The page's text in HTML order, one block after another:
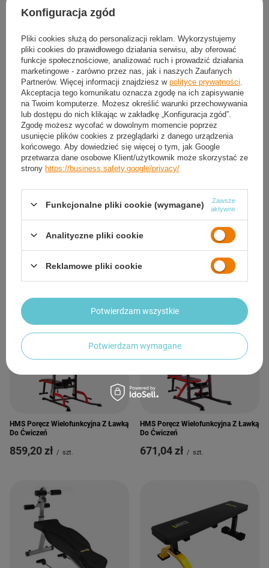
HMS Ławka Wielofunkcyjna
Regulowana Z Modlitewnikiem
287,04 zł szt.
HMS Ławka Treningowa
Wielofunkcyjna Pod Sztangę
Składana Regulowana
315,84 zł / szt.
Ćwiczeń Siłowych Pod Sztangę Do
229,44 zł / szt.
Ławka Skośna Treningowa
Wielofunkcyjna Do Ćwiczeń
Brzuszków + Ekspandery
HMS Poręcz Wielofunkcyjna Z Ławką
Do Ćwiczeń
859,20 zł / szt.
HMS Poręcz Wielofunkcyjna Z Ławką
Do Ćwiczeń
671,04 zł / szt.
Konfiguracja zgód
Pliki cookies służą do personalizacji reklam. Wykorzystujemy
pliki cookies do prawidłowego działania serwisu, aby oferować
funkcje społecznościowe, analizować ruch i prowadzić działania
marketingowe - zarówno przez nas, jak i naszych Zaufanych
Partnerów. Więcej informacji znajdziesz w polityce prywatności
Akceptacja tego komunikatu oznacza zgodę na ich zapisywanie
na Twoim komputerze. Możesz określić warunki przechowywania
lub dostępu do nich klikając w zakładkę „Konfiguracja zgód”.
Zgodę możesz wycofać w dowolnym momencie poprzez
usunięcie plików cookies z przeglądarki z danego urządzenia
końcowego. Aby dowiedzieć się więcej o tym, jak Google
przetwarza dane osobowe Klient/użytkownik może skorzystać ze
strony https://business.safety.google/privacy/
Funkcjonalne pliki cookie (wymagane)
Zawsze
aktywne
Analityczne pliki cookie
Reklamowe pliki cookie
Potwierdzam wymagane
Potwierdzam wszystkie